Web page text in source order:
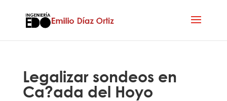
Legalizar sondeos en
Ca?ada del Hoyo